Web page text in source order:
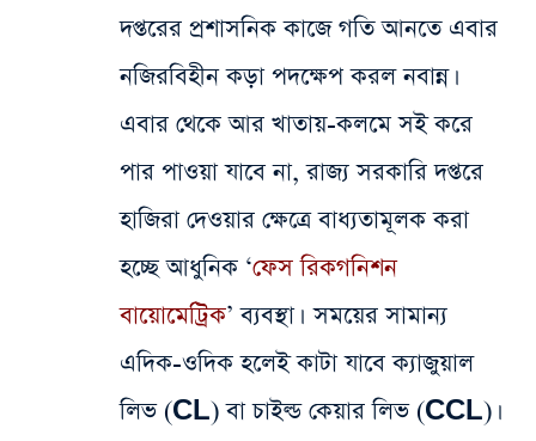
দপ্তরের প্রশাসনিক কাজে গতি আনতে এবার
নজিরবিহীন কড়া পদক্ষেপ করল নবান্ন।
এবার থেকে আর খাতায়-কলমে সই করে
পার পাওয়া যাবে না, রাজ্য সরকারি দপ্তরে
হাজিরা দেওয়ার ক্ষেত্রে বাধ্যতামূলক করা
হচ্ছে আধুনিক ‘ফেস রিকগনিশন
বায়োমেট্রিক’ ব্যবস্থা। সময়ের সামান্য
এদিক-ওদিক হলেই কাটা যাবে ক্যাজুয়াল
লিভ (CL) বা চাইল্ড কেয়ার লিভ (CCL)।